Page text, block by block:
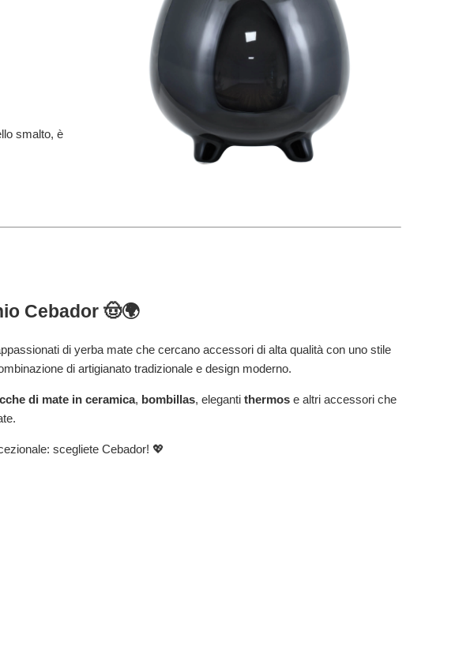
smalto, è
Cebador 🤠🌍
di yerba mate che cercano accessori di alta qualità con uno stile
di artigianato tradizionale e design moderno.
di mate in ceramica, bombillas, eleganti thermose altri accessori che
scegliete Cebador! 💖